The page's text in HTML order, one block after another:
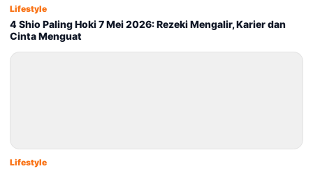
Lifestyle
4 Shio Paling Hoki 7 Mei 2026: Rezeki Mengalir, Karier dan
Cinta Menguat
Lifestyle